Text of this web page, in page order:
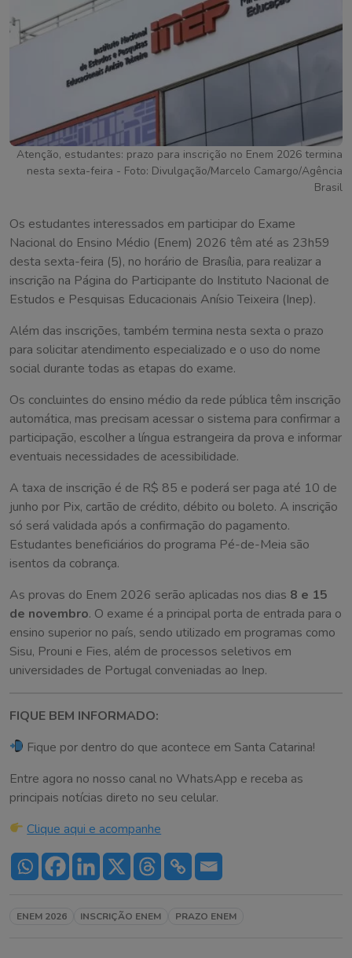
Atenção, estudantes: prazo para inscrição no Enem 2026 termina
nesta sexta-feira - Foto: Divulgação/Marcelo Camargo/Agência
Brasil
Os estudantes interessados em participar do Exame
Nacional do Ensino Médio (Enem) 2026 têm até as 23h59
desta sexta-feira (5), no horário de Brasília, para realizar a
inscrição na Página do Participante do Instituto Nacional de
Estudos e Pesquisas Educacionais Anísio Teixeira (Inep).
Além das inscrições, também termina nesta sexta o prazo
para solicitar atendimento especializado e o uso do nome
social durante todas as etapas do exame.
Os concluintes do ensino médio da rede pública têm inscrição
automática, mas precisam acessar o sistema para confirmar a
participação, escolher a língua estrangeira da prova e informar
eventuais necessidades de acessibilidade.
A taxa de inscrição é de R$ 85 e poderá ser paga até 10 de
junho por Pix, cartão de crédito, débito ou boleto. A inscrição
só será validada após a confirmação do pagamento.
Estudantes beneficiários do programa Pé-de-Meia são
isentos da cobrança.
As provas do Enem 2026 serão aplicadas nos dias 8 e 15
de novembro. O exame é a principal porta de entrada para o
ensino superior no país, sendo utilizado em programas como
Sisu, Prouni e Fies, além de processos seletivos em
universidades de Portugal conveniadas ao Inep.
FIQUE BEM INFORMADO:
Fique por dentro do que acontece em Santa Catarina!
Entre agora no nosso canal no WhatsApp e receba as
principais notícias direto no seu celular.
Clique aqui e acompanhe
ENEM 2026 INSCRIÇÃO ENEM PRAZO ENEM